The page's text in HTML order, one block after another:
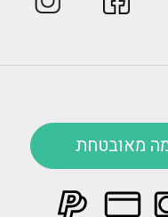
מאובטחת